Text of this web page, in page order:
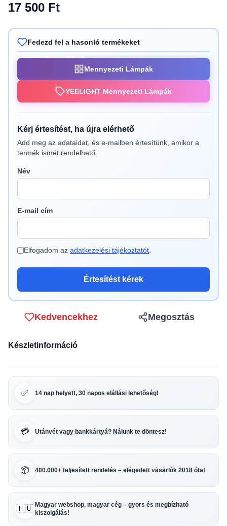
17 500 Ft
Fedezd fel a hasonló termékeket
Mennyezeti Lámpák
YEELIGHT Mennyezeti Lámpák
Kérj értesítést, ha újra elérhető
Add meg az adataidat, és e-mailben értesítünk, amikor a
termék ismét rendelhető.
Név
E-mail cím
Elfogadom az adatkezelési tájékoztatót
Értesítést kérek
Kedvencekhez Megosztás
Készletinformáció
✅ 14 nap helyett, 30 napos elállási lehetőség!
💳 Utánvét vagy bankkártyá? Nálunk te döntesz!
📦 400.000+ teljesített rendelés – elégedett vásárlók 2018 óta!
🇭🇺 Magyar webshop, magyar cég – gyors és megbízható
kiszolgálás!